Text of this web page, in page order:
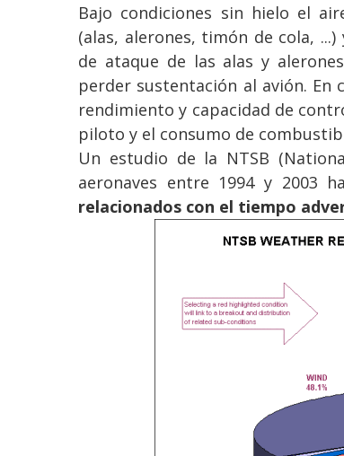
Bajo condiciones sin hielo el
(alas, alerones, timón de cola,
de ataque de las alas y alerones
perder sustentación al avión. En
rendimiento y capacidad de
piloto y el consumo de
Un estudio de la NTSB
aeronaves entre 1994 y 2003
relacionados con el tiempo